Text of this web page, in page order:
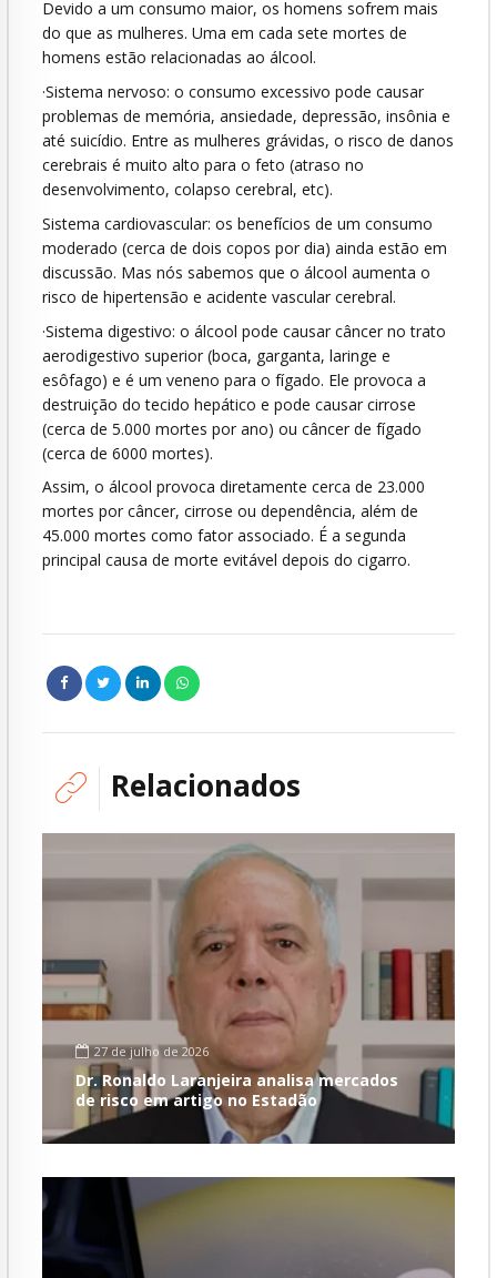
Devido a um consumo maior, os homens sofrem mais
do que as mulheres. Uma em cada sete mortes de
homens estão relacionadas ao álcool.
·Sistema nervoso: o consumo excessivo pode causar
problemas de memória, ansiedade, depressão, insônia e
até suicídio. Entre as mulheres grávidas, o risco de danos
cerebrais é muito alto para o feto (atraso no
desenvolvimento, colapso cerebral, etc).
Sistema cardiovascular: os benefícios de um consumo
moderado (cerca de dois copos por dia) ainda estão em
discussão. Mas nós sabemos que o álcool aumenta o
risco de hipertensão e acidente vascular cerebral.
·Sistema digestivo: o álcool pode causar câncer no trato
aerodigestivo superior (boca, garganta, laringe e
esôfago) e é um veneno para o fígado. Ele provoca a
destruição do tecido hepático e pode causar cirrose
(cerca de 5.000 mortes por ano) ou câncer de fígado
(cerca de 6000 mortes).
Assim, o álcool provoca diretamente cerca de 23.000
mortes por câncer, cirrose ou dependência, além de
45.000 mortes como fator associado. É a segunda
principal causa de morte evitável depois do cigarro.
Relacionados
27 de julho de 2026
Dr. Ronaldo Laranjeira analisa mercados
de risco em artigo no Estadão